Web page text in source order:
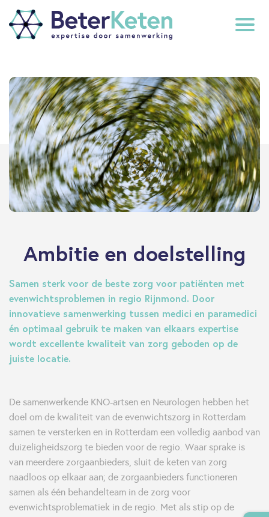
to
top
subscribe
Ambitie en doelstelling
Samen sterk voor de beste zorg voor patiënten met
evenwichtsproblemen in regio Rijnmond. Door
innovatieve samenwerking tussen medici en paramedici
én optimaal gebruik te maken van elkaars expertise
wordt excellente kwaliteit van zorg geboden op de
juiste locatie.
De samenwerkende KNO-artsen en Neurologen hebben het
doel om de kwaliteit van de evenwichtszorg in Rotterdam
samen te versterken en in Rotterdam een volledig aanbod van
duizeligheidszorg te bieden voor de regio. Waar sprake is
van meerdere zorgaanbieders, sluit de keten van zorg
naadloos op elkaar aan; de zorgaanbieders functioneren
samen als één behandelteam in de zorg voor
evenwichtsproblematiek in de regio. Met als stip op de